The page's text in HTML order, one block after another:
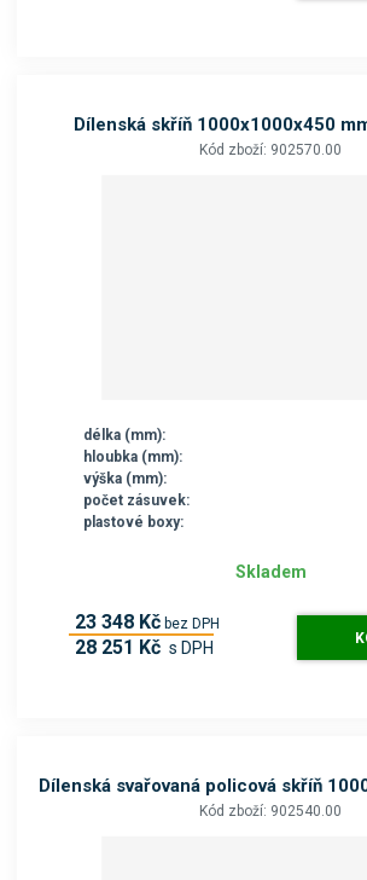
Dílenská skříň 1000x1000x450
Kód zboží: 902570.00
délka (mm):
hloubka (mm):
výška (mm):
počet zásuvek:
plastové boxy:
Skladem
23 348 Kč bez DPH
28 251 Kč s DPH
Dílenská svařovaná policová skříň
Kód zboží: 902540.00